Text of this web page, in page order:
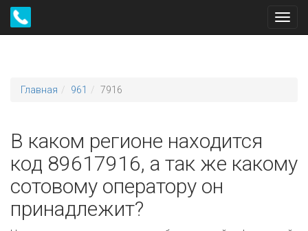
Главная 961 7916
В каком регионе находится
код 89617916, а так же какому
сотовому оператору он
принадлежит?